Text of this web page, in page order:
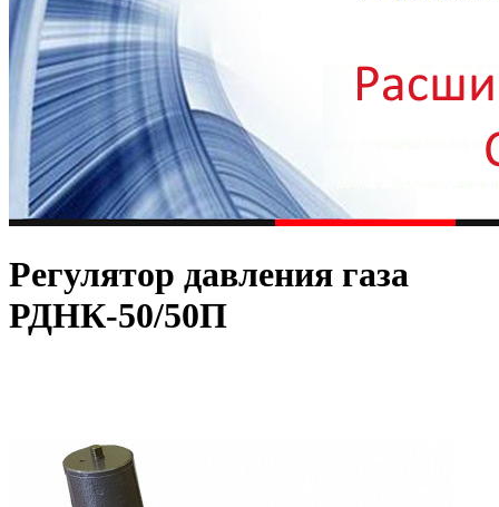
Регулятор давления газа
РДНК-50/50П